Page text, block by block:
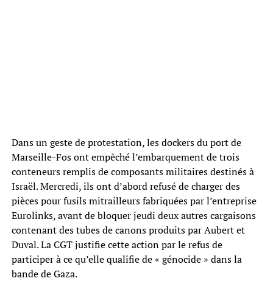
Dans un geste de protestation, les dockers du port de
Marseille-Fos ont empêché l’embarquement de trois
conteneurs remplis de composants militaires destinés à
Israël. Mercredi, ils ont d’abord refusé de charger des
pièces pour fusils mitrailleurs fabriquées par l’entreprise
Eurolinks, avant de bloquer jeudi deux autres cargaisons
contenant des tubes de canons produits par Aubert et
Duval. La CGT justifie cette action par le refus de
participer à ce qu’elle qualifie de « génocide » dans la
bande de Gaza.